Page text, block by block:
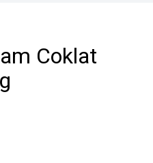
Coklat